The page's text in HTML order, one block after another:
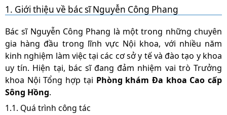
1. Giới thiệu về bác sĩ Nguyễn Công Phang
Bác sĩ Nguyễn Công Phang là một trong những chuyên
gia hàng đầu trong lĩnh vực Nội khoa, với nhiều năm
kinh nghiệm làm việc tại các cơ sở y tế và đào tạo y khoa
uy tín. Hiện tại, bác sĩ đang đảm nhiệm vai trò Trưởng
khoa Nội Tổng hợp tại Phòng khám Đa khoa Cao cấp
Sông Hồng.
1.1. Quá trình công tác